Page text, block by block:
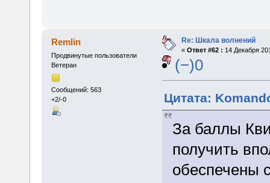
Remlin
Продвинутые пользователи
Ветеран
Сообщений: 563
+2/-0
Re: Шкала волнений
« Ответ #62 : 14 Декабря
(−)0
Цитата:
За баллы
получить
обеспечены